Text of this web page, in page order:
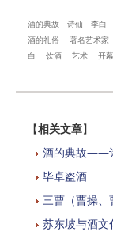
酒的典故 诗仙 李白
酒的礼俗
著名艺术家
白
饮酒 艺术 开幕
【相关文章】
酒的典故——
毕卓盗酒
三曹（曹操、
苏东坡与酒文